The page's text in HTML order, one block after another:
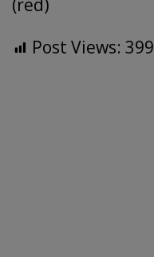
(red)
Post Views: 399